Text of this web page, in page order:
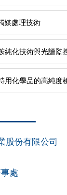
媒處理技術
純化技術與光譜監
用化學品的高純度
股份有限公司
處